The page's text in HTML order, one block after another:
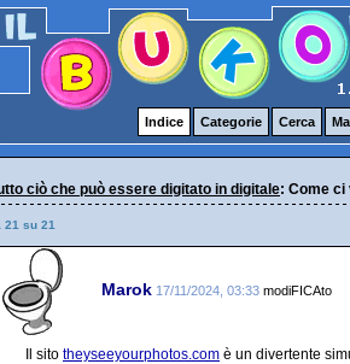
Indice Categorie Cerca
ciò che può essere digitato in digitale: Come ci
21 su 21
Marok 17/11/2024, 03:33 modiFICAto
Il sito theyseeyourphotos.com è un divertente